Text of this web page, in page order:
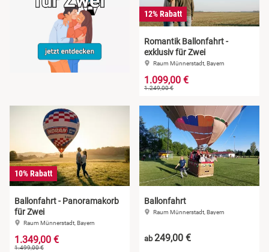
12% Rabatt
Romantik Ballonfahrt -
exklusiv für Zwei
Raum Münnerstadt, Bayern
1.099,00 €
1.249,00 €
10% Rabatt
Ballonfahrt - Panoramakorb
für Zwei
Raum Münnerstadt, Bayern
1.349,00 €
1.499,00 €
Ballonfahrt
Raum Münnerstadt, Bayern
ab249,00 €